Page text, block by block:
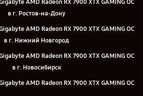
AMD Radeon RX 7900 XTX GAMING OC
в г. Ростов-на-Дону
AMD Radeon RX 7900 XTX GAMING OC
в г. Нижний Новгород
AMD Radeon RX 7900 XTX GAMING OC
в г. Новосибирск
AMD Radeon RX 7900 XTX GAMING OC